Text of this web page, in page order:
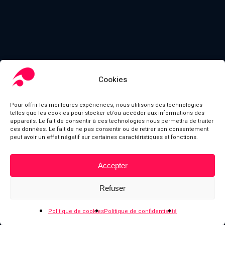
Cookies
Pour offrir les meilleures expériences, nous utilisons des technologies
telles que les cookies pour stocker et/ou accéder aux informations des
appareils. Le fait de consentir à ces technologies nous permettra de traiter
ces données. Le fait de ne pas consentir ou de retirer son consentement
peut avoir un effet négatif sur certaines caractéristiques et fonctions.
Accepter
Refuser
Politique de cookiesPolitique de confidentialité